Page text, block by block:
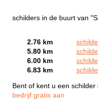
schilders in de buurt van
2.76 km
5.80 km
6.00 km
6.83 km
Bent of kent u een
bedrijf gratis aan